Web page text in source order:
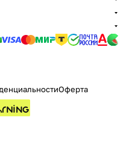
Оферта